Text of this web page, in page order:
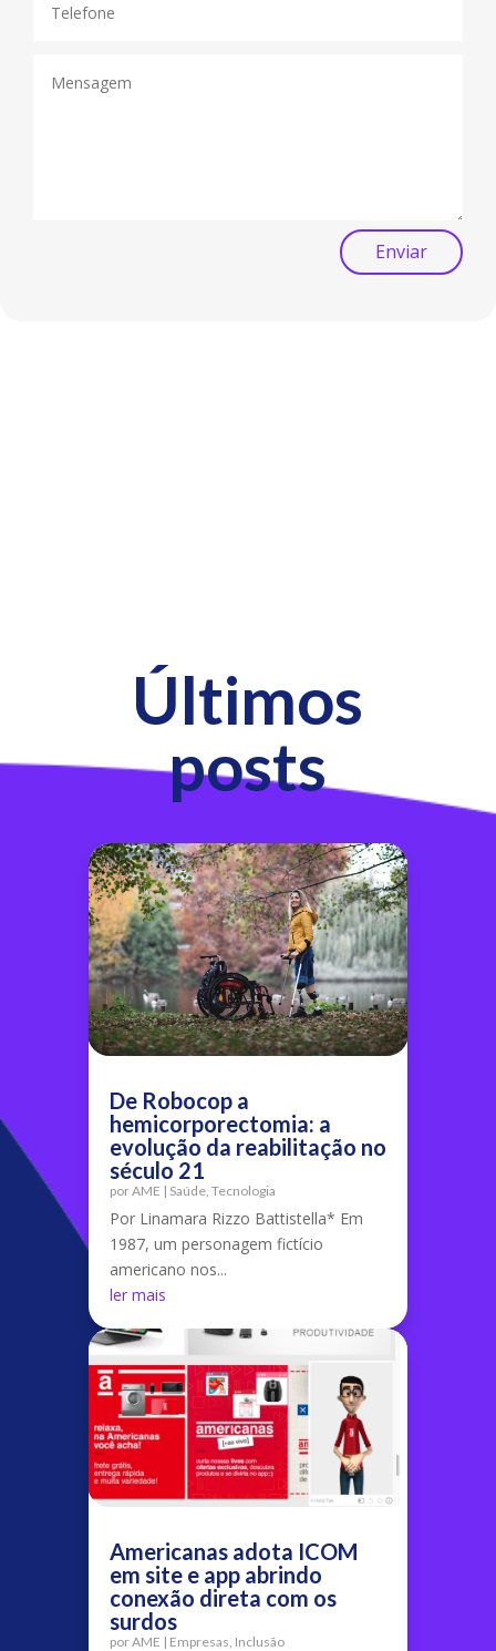
Enviar
Últimos
posts
De Robocop a
hemicorporectomia: a
evolução da reabilitação no
século 21
porAME | Saúde, Tecnologia
Por Linamara Rizzo Battistella* Em
1987, um personagem fictício
americano nos...
ler mais
Americanas adota ICOM
em site e app abrindo
conexão direta com os
surdos
porAME | Empresas Inclusão